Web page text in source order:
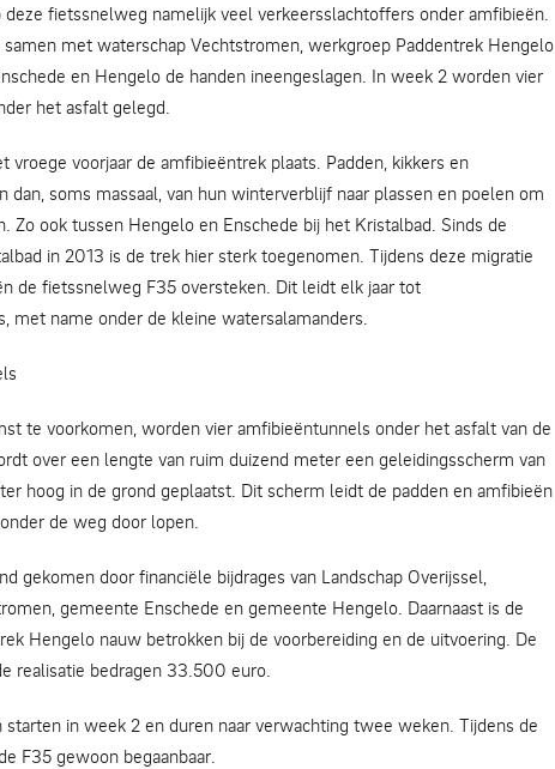
fietssnelweg namelijk veel verkeersslachtoffers onder amfibieën.
met waterschap Vechtstromen, werkgroep Paddentrek Hengelo
en Hengelo de handen ineengeslagen. In week 2 worden vier
het asfalt gelegd.
vroege voorjaar de amfibieëntrek plaats. Padden, kikkers en
dan, soms massaal, van hun winterverblijf naar plassen en poelen om
Zo ook tussen Hengelo en Enschede bij het Kristalbad. Sinds de
in 2013 is de trek hier sterk toegenomen. Tijdens deze migratie
de fietssnelweg F35 oversteken. Dit leidt elk jaar tot
met name onder de kleine watersalamanders.
te voorkomen, worden vier amfibieëntunnels onder het asfalt van de
over een lengte van ruim duizend meter een geleidingsscherm van
hoog in de grond geplaatst. Dit scherm leidt de padden en amfibieën
de weg door lopen.
gekomen door financiële bijdrages van Landschap Overijssel,
gemeente Enschede en gemeente Hengelo. Daarnaast is de
Hengelo nauw betrokken bij de voorbereiding en de uitvoering. De
realisatie bedragen 33.500 euro.
starten in week 2 en duren naar verwachting twee weken. Tijdens de
F35 gewoon begaanbaar.